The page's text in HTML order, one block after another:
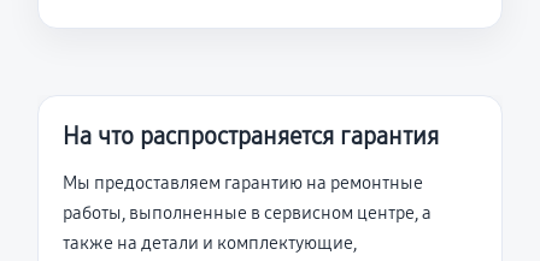
На что распространяется гарантия
Мы предоставляем гарантию на ремонтные
работы, выполненные в сервисном центре, а
также на детали и комплектующие,